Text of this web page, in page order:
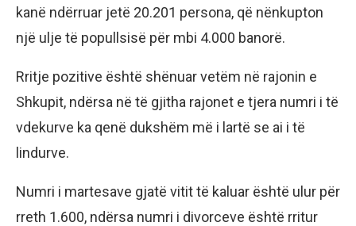
kanë ndërruar jetë 20.201 persona, që nënkupton
një ulje të popullsisë për mbi 4.000 banorë.
Rritje pozitive është shënuar vetëm në rajonin e
Shkupit, ndërsa në të gjitha rajonet e tjera numri i të
vdekurve ka qenë dukshëm më i lartë se ai i të
lindurve.
Numri i martesave gjatë vitit të kaluar është ulur për
rreth 1.600, ndërsa numri i divorceve është rritur